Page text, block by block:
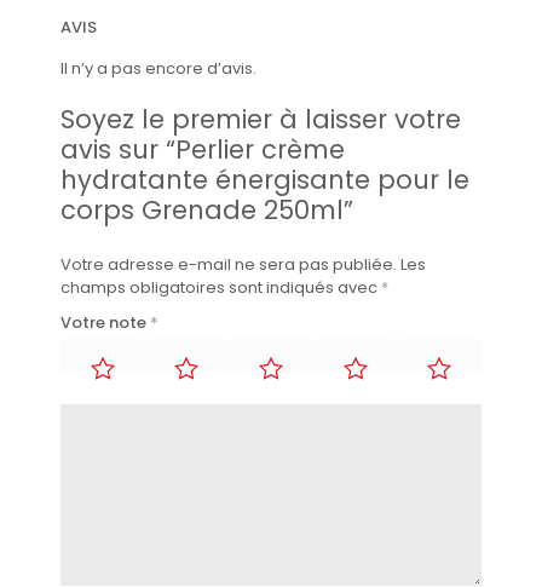
AVIS
Il n’y a pas encore d’avis.
Soyez le premier à laisser votre
avis sur “Perlier crème
hydratante énergisante pour le
corps Grenade 250ml”
Votre adresse e-mail ne sera pas publiée. Les
champs obligatoires sont indiqués avec *
Votre note *